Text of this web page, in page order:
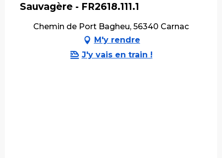
Sauvagère - FR2618.111.1
Chemin de Port Bagheu, 56340 Carnac
M'y rendre
J'y vais en train !